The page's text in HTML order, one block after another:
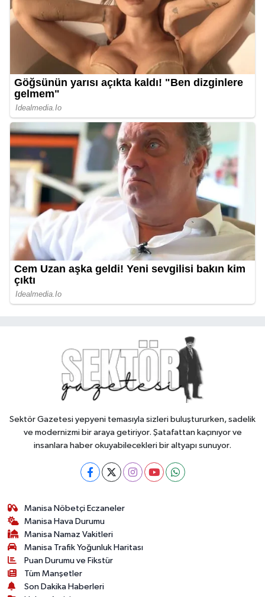
Sektör Gazetesi yepyeni temasıyla sizleri buluştururken, sadelik
ve modernizmi bir araya getiriyor. Şatafattan kaçınıyor ve
insanlara haber okuyabilecekleri bir altyapı sunuyor.
Manisa Nöbetçi Eczaneler
Manisa Hava Durumu
Manisa Namaz Vakitleri
Manisa Trafik Yoğunluk Haritası
Puan Durumu ve Fikstür
Tüm Manşetler
Son Dakika Haberleri